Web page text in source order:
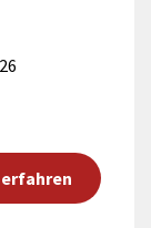
erfahren